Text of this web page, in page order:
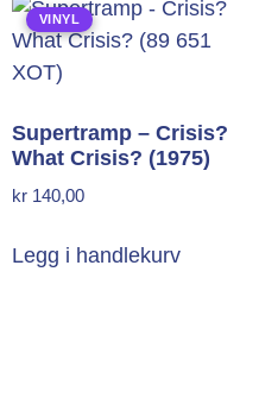
VINYL
Supertramp – Crisis?
What Crisis? (1975)
kr 140,00
Legg i handlekurv